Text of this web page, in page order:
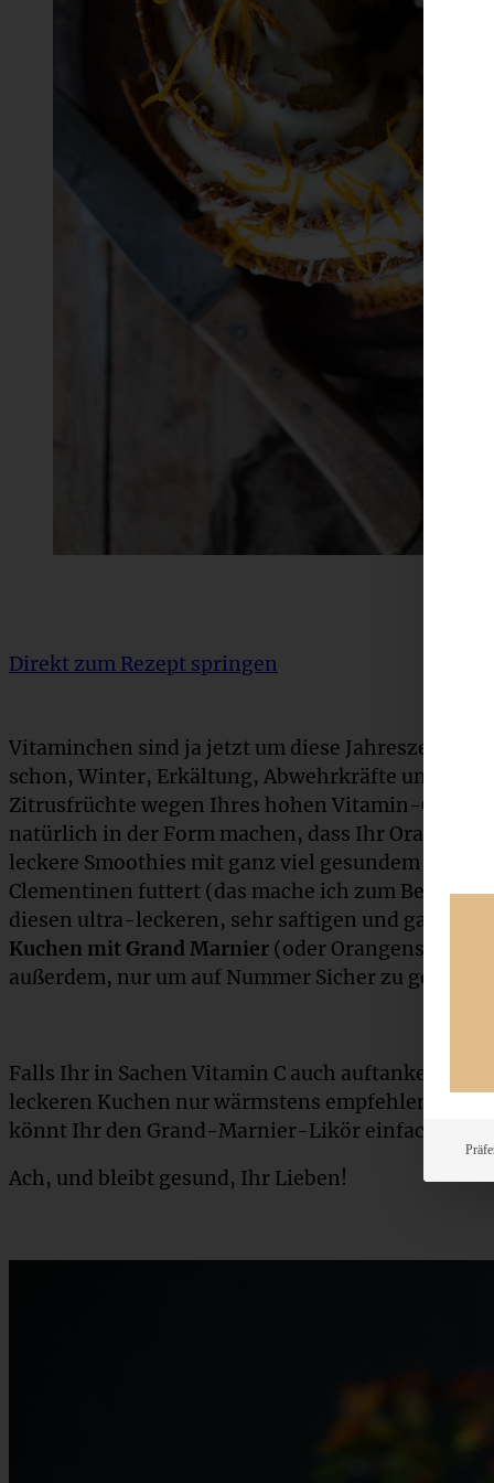
Direkt zum Rezept springen
Vitaminchen sind ja jetzt um diese Jahreszeit
schon, Winter, Erkältung, Abwehrkräfte und so!
Zitrusfrüchte wegen Ihres hohen Vitamin-C-
natürlich in der Form machen, dass Ihr Orangen
leckere Smoothies mit ganz viel gesundem
Clementinen futtert (das mache ich zum
diesen ultra-leckeren, sehr saftigen und ganz
Kuchen mit Grand Marnier (oder Orangensaft) zu
außerdem, nur um auf Nummer Sicher zu gehen :) )
Falls Ihr in Sachen Vitamin C auch auftanken
leckeren Kuchen nur wärmstens empfehlen. Falls
könnt Ihr den Grand-Marnier-Likör einfach durch
Ach, und bleibt gesund, Ihr Lieben!